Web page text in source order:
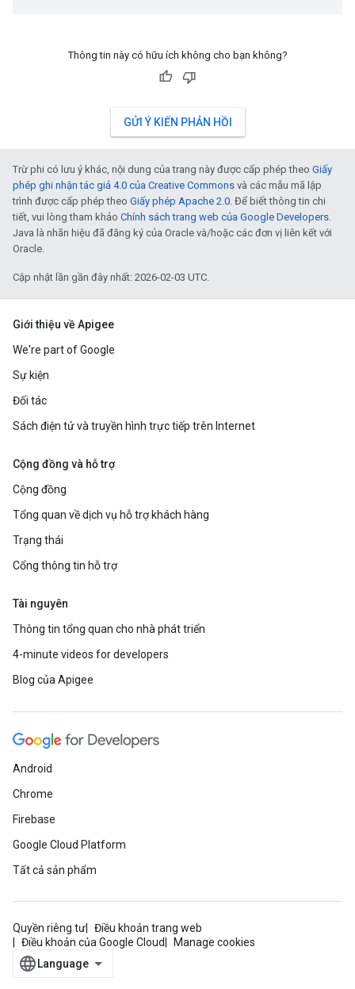
Thông tin này có hữu ích không cho bạn không?
GỬI Ý KIẾN PHẢN HỒI
Trừ phi có lưu ý khác, nội dung của trang này được cấp phép theo Giấy
phép ghi nhận tác giả 4.0 của Creative Commons và các mẫu mã lập
trình được cấp phép theo Giấy phép Apache 2.0. Để biết thông tin chi
tiết, vui lòng tham khảo Chính sách trang web của Google Developers.
Java là nhãn hiệu đã đăng ký của Oracle và/hoặc các đơn vị liên kết với
Oracle.
Cập nhật lần gần đây nhất: 2026-02-03 UTC.
Giới thiệu về Apigee
We're part of Google
Sự kiện
Đối tác
Sách điện tử và truyền hình trực tiếp trên Internet
Cộng đồng và hỗ trợ
Cộng đồng
Tổng quan về dịch vụ hỗ trợ khách hàng
Trạng thái
Cổng thông tin hỗ trợ
Tài nguyên
Thông tin tổng quan cho nhà phát triển
4-minute videos for developers
Blog của Apigee
Android
Chrome
Firebase
Google Cloud Platform
Tất cả sản phẩm
Quyền riêng tư
Điều khoản trang web
Điều khoản của Google Cloud
Manage cookies